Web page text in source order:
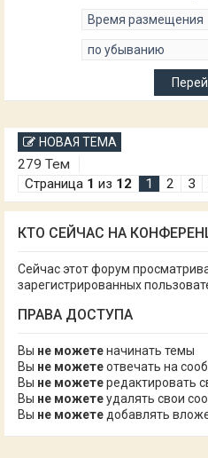
НОВАЯ ТЕМА
279 Тем
Страница 1 из 12 1 2 3
КТО СЕЙЧАС НА
Сейчас этот форум
зарегистрированных
ПРАВА ДОСТУПА
Вы не можетеначинать темы
Вы не можетеотвечать на
Вы не можетередактировать
Вы не можетеудалять свои
Вы не можете добавлять